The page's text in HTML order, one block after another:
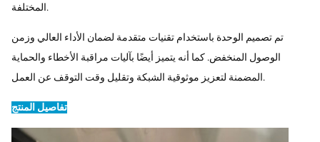
المختلفة.
تم تصميم الوحدة باستخدام تقنيات متقدمة لضمان الأداء العالي وزمن
الوصول المنخفض. كما أنه يتميز أيضًا بآليات مراقبة الأخطاء والحماية
المضمنة لتعزيز موثوقية الشبكة وتقليل وقت التوقف عن العمل.
تفاصيل المنتج